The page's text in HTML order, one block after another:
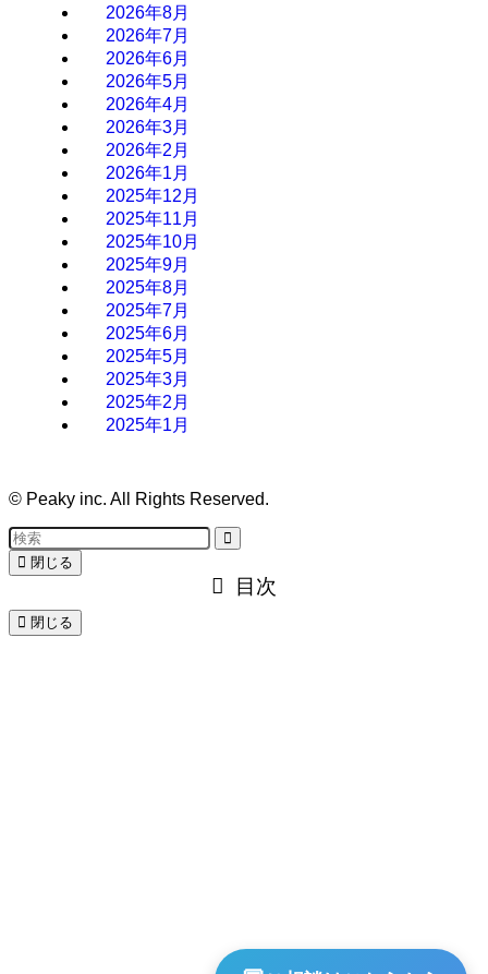
2026年8月
2026年7月
2026年6月
2026年5月
2026年4月
2026年3月
2026年2月
2026年1月
2025年12月
2025年11月
2025年10月
2025年9月
2025年8月
2025年7月
2025年6月
2025年5月
2025年3月
2025年2月
2025年1月
© Peaky inc. All Rights Reserved.
閉じる
目次
閉じる